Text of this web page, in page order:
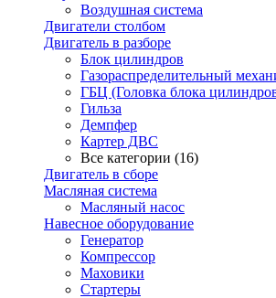
Воздушная система
Двигатели столбом
Двигатель в разборе
Блок цилиндров
Газораспределительный
ГБЦ (Головка блока
Гильза
Демпфер
Картер ДВС
Все категории (16)
Двигатель в сборе
Масляная система
Масляный насос
Навесное оборудование
Генератор
Компрессор
Маховики
Стартеры